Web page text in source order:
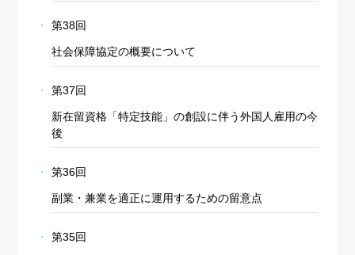
第38回
社会保障協定の概要について
第37回
新在留資格「特定技能」の創設に伴う外国人雇用の今
後
第36回
副業・兼業を適正に運用するための留意点
第35回